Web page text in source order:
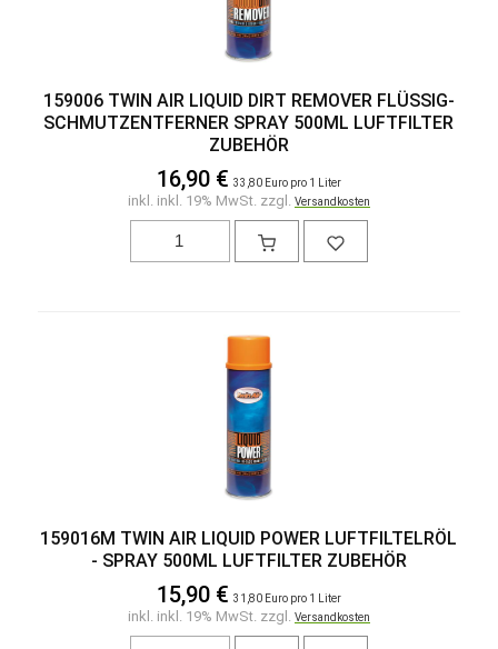
159006 TWIN AIR LIQUID DIRT REMOVER FLÜSSIG-
SCHMUTZENTFERNER SPRAY 500ML LUFTFILTER
ZUBEHÖR
16,90 € 33,80 Euro pro 1 Liter
inkl. inkl. 19% MwSt. zzgl. Versandkosten
159016M TWIN AIR LIQUID POWER LUFTFILTELRÖL
- SPRAY 500ML LUFTFILTER ZUBEHÖR
15,90 € 31,80 Euro pro 1 Liter
inkl. inkl. 19% MwSt. zzgl. Versandkosten